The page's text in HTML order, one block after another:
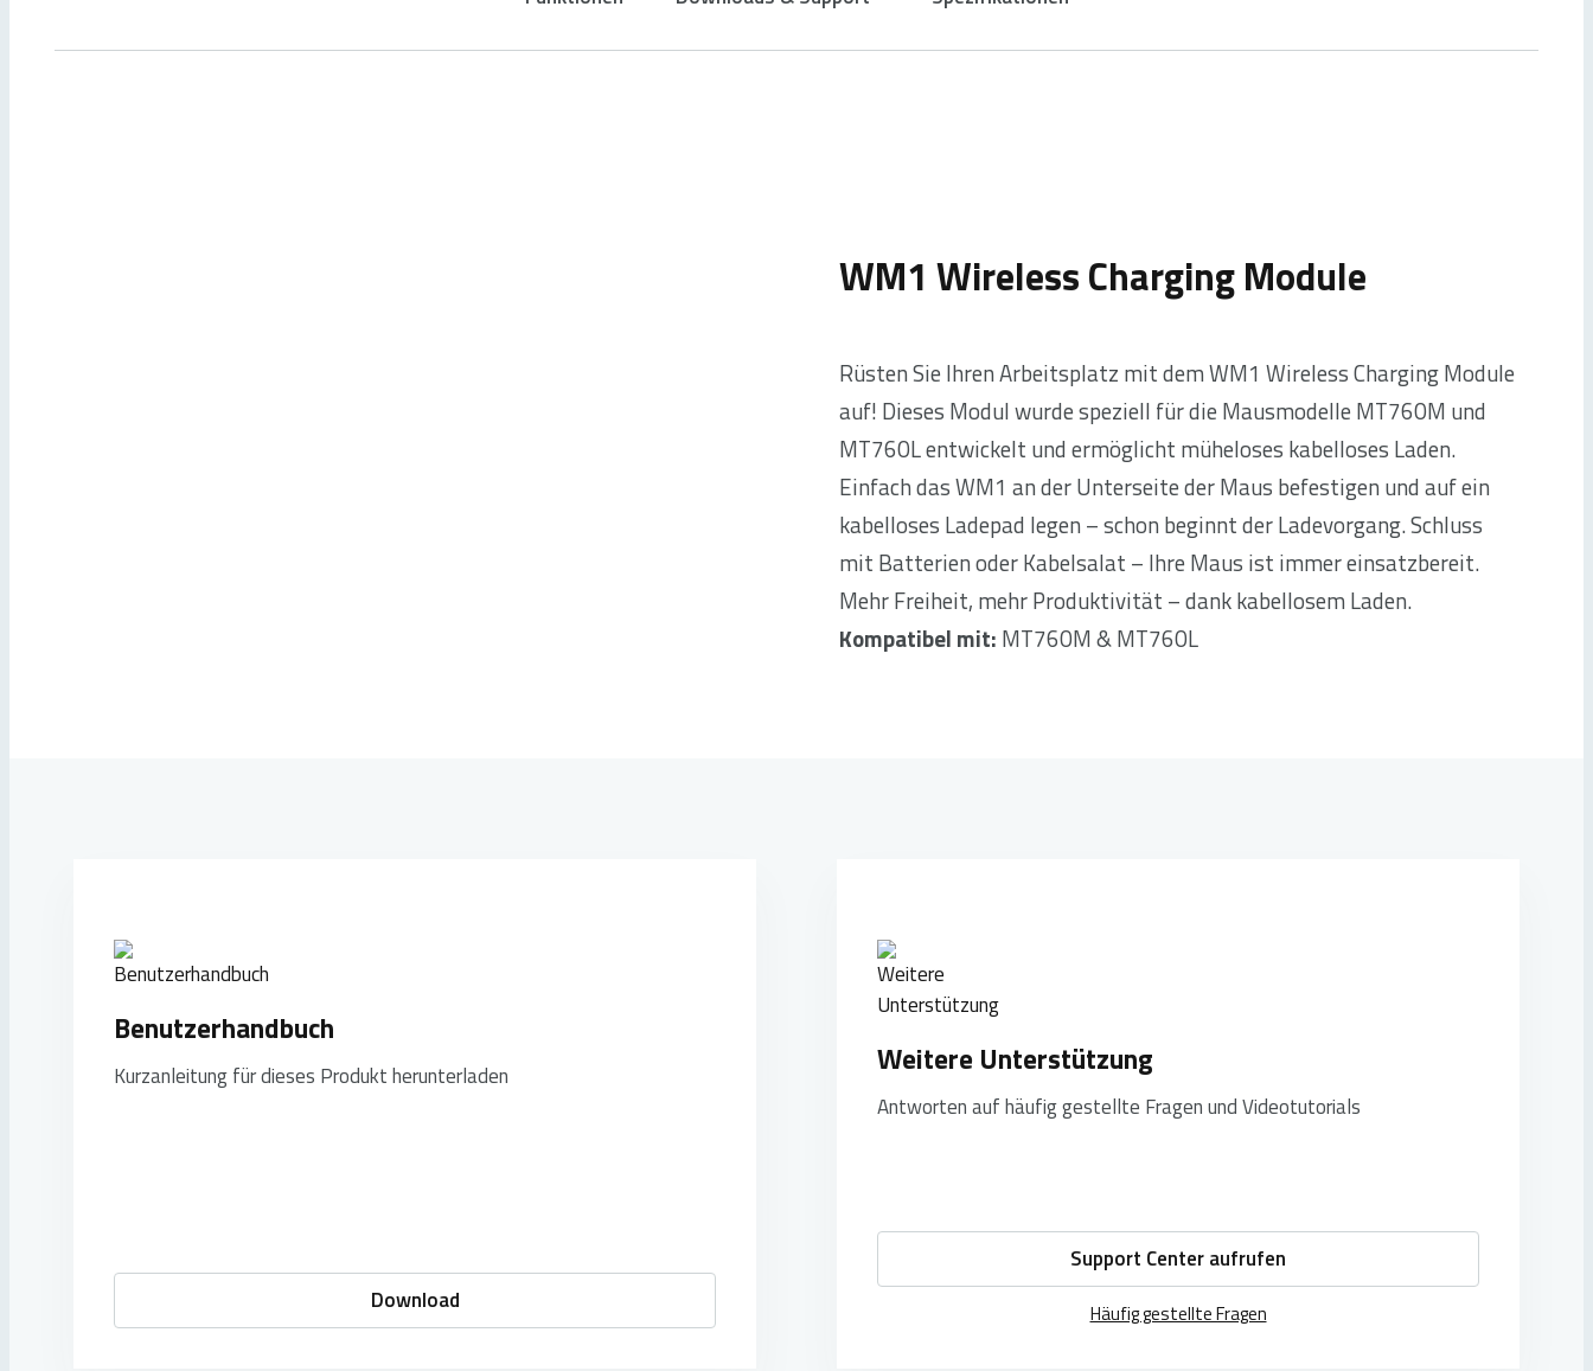
WM1 Wireless Charging Module
Rüsten Sie Ihren Arbeitsplatz mit dem WM1 Wireless Charging Module
auf! Dieses Modul wurde speziell für die Mausmodelle MT760M und
MT760L entwickelt und ermöglicht müheloses kabelloses Laden.
Einfach das WM1 an der Unterseite der Maus befestigen und auf ein
kabelloses Ladepad legen – schon beginnt der Ladevorgang. Schluss
mit Batterien oder Kabelsalat – Ihre Maus ist immer einsatzbereit.
Mehr Freiheit, mehr Produktivität – dank kabellosem Laden.
Kompatibel mit: MT760M & MT760L
Benutzerhandbuch
Kurzanleitung für dieses Produkt herunterladen
Download
Weitere Unterstützung
Antworten auf häufig gestellte Fragen und Videotutorials
Support Center aufrufen
Häufig gestellte Fragen